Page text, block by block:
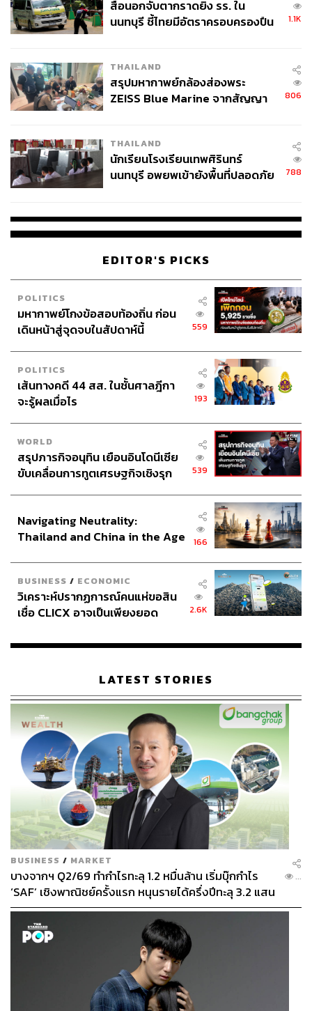
ให้เด็กพร้อมคิด ค้นพบ และเติบโตได้อย่างเต็มศักยภาพ
นี้ที่ร้านค้าชั้นนำทั่วประเทศ
TAGS: นวัตกรรม Advertorial สารอาหาร
การเรียนรู้
Foremost
ABOUT THE AUTHOR
THE STANDARD TEAM
สื่อนอกจับตากราดยิง รร. ใน
นนทบุรี ชี้ไทยมีอัตราครอบครองปืน
1.1K
THAILAND
สรุปมหากาพย์กล้องส่องพระ
ZEISS Blue Marine จากสัญญา
จ่ายหนี้-แอบระบุแบรนด์
806
THAILAND
นักเรียนโรงเรียนเทพศิรินทร์
นนทบุรี อพยพเข้ายังพื้นที่ปลอดภัย
788
EDITOR'S PICKS
POLITICS
มหากาพย์โกงข้อสอบท้องถิ่น ก่อน
เดินหน้าสู่จุดจบในสัปดาห์นี้
559
POLITICS
เส้นทางคดี 44 สส. ในชั้นศาลฎีกา
จะรู้ผลเมื่อไร
193
WORLD
สรุปภารกิจอนุทิน เยือนอินโดนีเซีย
ขับเคลื่อนการทูตเศรษฐกิจเชิงรุก
539
Navigating Neutrality:
Thailand and China in the Age
166
BUSINESS / ECONOMIC
วิเคราะห์ปรากฏการณ์คนแห่ขอสิน
เชื่อ CLICX อาจเป็นเพียงยอด
เรือนไทยที่ถูกซุกไว้
2.6K
LATEST STORIES
BUSINESS / MARKET
บางจากฯ Q2/69 ทำกำไรทะลุ 1.2 หมื่นล้าน เริ่มบุ๊กกำไร
‘SAF’ เชิงพาณิชย์ครั้งแรก หนุนรายได้ครึ่งปีทะลุ 3.2 แสน
ล้าน
...